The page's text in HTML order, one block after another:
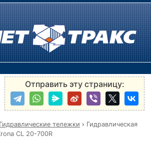
Отправить эту страницу:
Гидравлические тележки › Гидравлическая
CL 20-700R